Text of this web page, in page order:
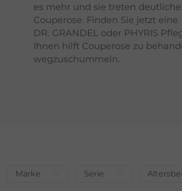
es mehr und sie treten
Couperose. Finden Sie jetzt eine
DR. GRANDEL oder PHYRIS
Ihnen hilft Couperose zu
wegzuschummeln.
Marke Serie